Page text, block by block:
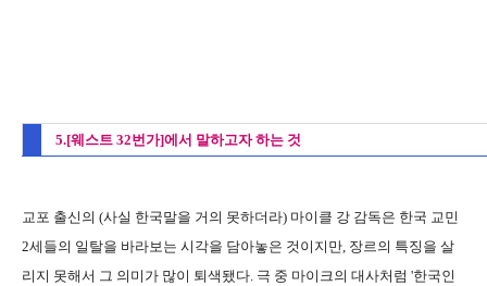
5.[웨스트 32번가]에서 말하고자 하는 것
교포 출신의 (사실 한국말을 거의 못하더라) 마이클 강 감독은 한국 교민
2세들의 일탈을 바라보는 시각을 담아놓은 것이지만, 장르의 특징을 살
리지 못해서 그 의미가 많이 퇴색됐다. 극 중 마이크의 대사처럼 '한국인